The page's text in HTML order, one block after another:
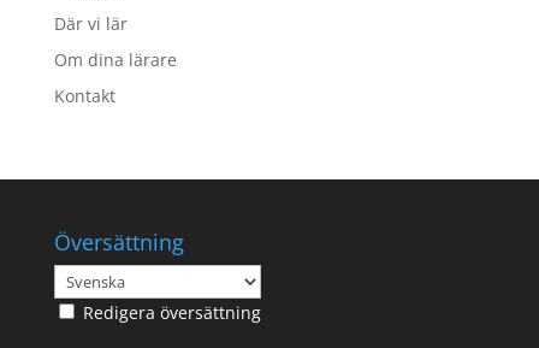
Där vi lär
Om dina lärare
Kontakt
Översättning
Redigera översättning